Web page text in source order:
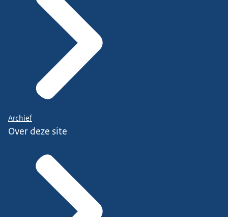
Archief
Over deze site